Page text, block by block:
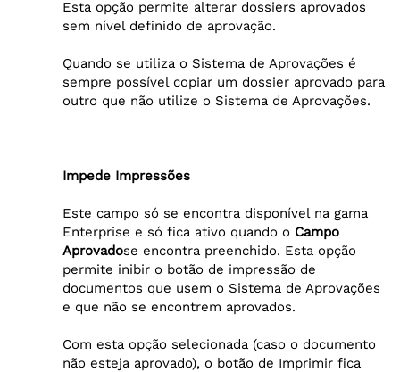
Esta opção permite alterar dossiers aprovados
sem nível definido de aprovação.
Quando se utiliza o Sistema de Aprovações é
sempre possível copiar um dossier aprovado para
outro que não utilize o Sistema de Aprovações.
Impede Impressões
Este campo só se encontra disponível na gama
Enterprise e só fica ativo quando o Campo
Aprovadose encontra preenchido. Esta opção
permite inibir o botão de impressão de
documentos que usem o Sistema de Aprovações
e que não se encontrem aprovados.
Com esta opção selecionada (caso o documento
não esteja aprovado), o botão de Imprimir fica